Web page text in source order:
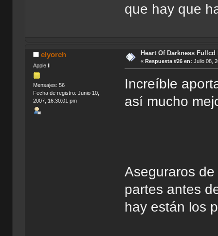
que hay que
elyorch
Apple II
Mensajes: 56
Fecha de registro: Junio 10,
2007, 16:30:01 pm
Heart Of Darkness Fullcd
« Respuesta #26 en: Julio 08,
Increíble
así mucho
Aseguraros
partes antes
hay están los